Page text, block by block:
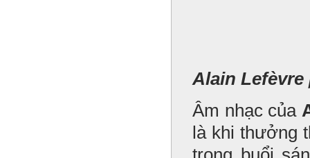
Alain Lefèvre
Âm nhạc của
là khi thưởng